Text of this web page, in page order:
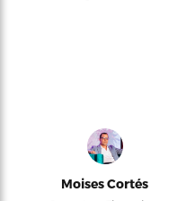
Moises Cortés